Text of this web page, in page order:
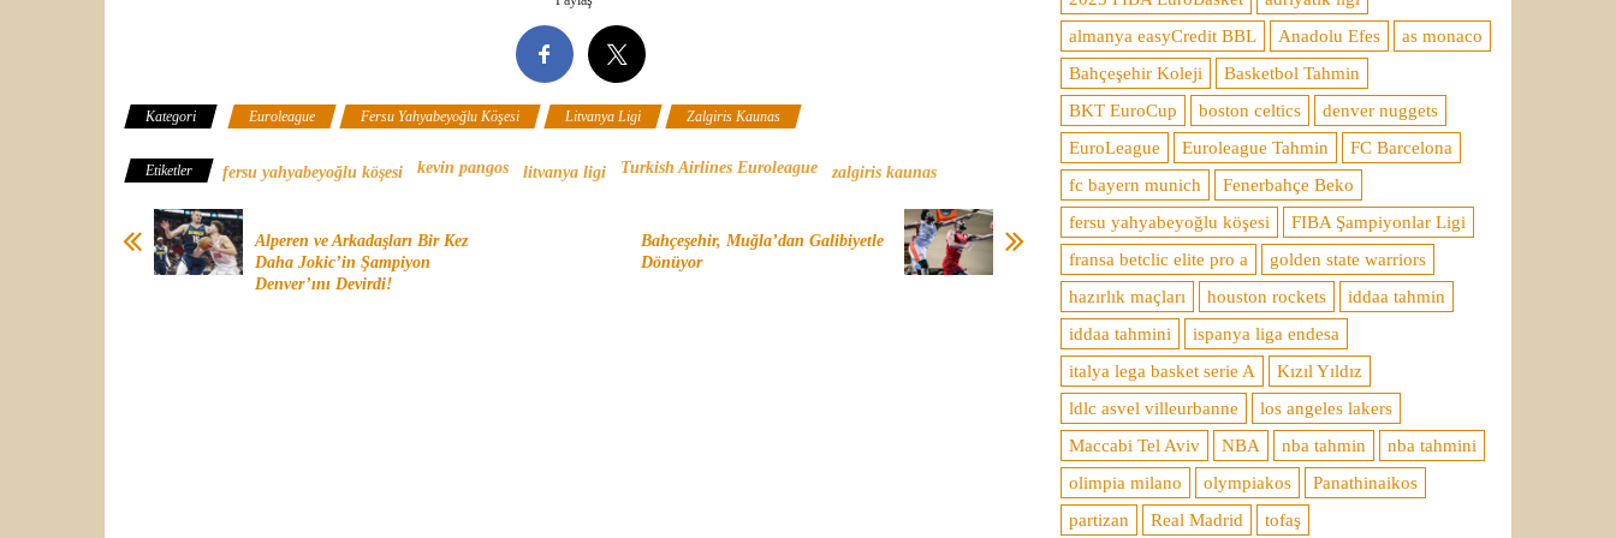
Kategori Euroleague Fersu Yahyabeyoğlu Köşesi Litvanya Ligi Zalgiris Kaunas
Etiketler fersu yahyabeyoğlu köşesi kevin pangos litvanya ligi Turkish Airlines Euroleague zalgiris kaunas
Alperen ve Arkadaşları Bir Kez
Daha Jokic’in Şampiyon
Denver’ını Devirdi!
Bahçeşehir, Muğla’dan Galibiyetle
Dönüyor
almanya easyCredit BBL
Anadolu Efes
as monaco
Bahçeşehir Koleji
Basketbol Tahmin
BKT EuroCup
boston celtics
denver nuggets
EuroLeague
Euroleague Tahmin
FC Barcelona
fc bayern munich
Fenerbahçe Beko
fersu yahyabeyoğlu köşesi
FIBA Şampiyonlar Ligi
fransa betclic elite pro a
golden state warriors
hazırlık maçları
houston rockets
iddaa tahmin
iddaa tahmini
ispanya liga endesa
italya lega basket serie A
Kızıl Yıldız
ldlc asvel villeurbanne
los angeles lakers
Maccabi Tel Aviv
NBA nba tahmin
nba tahmini
olimpia milano
olympiakos
Panathinaikos
partizan
Real Madrid tofaş